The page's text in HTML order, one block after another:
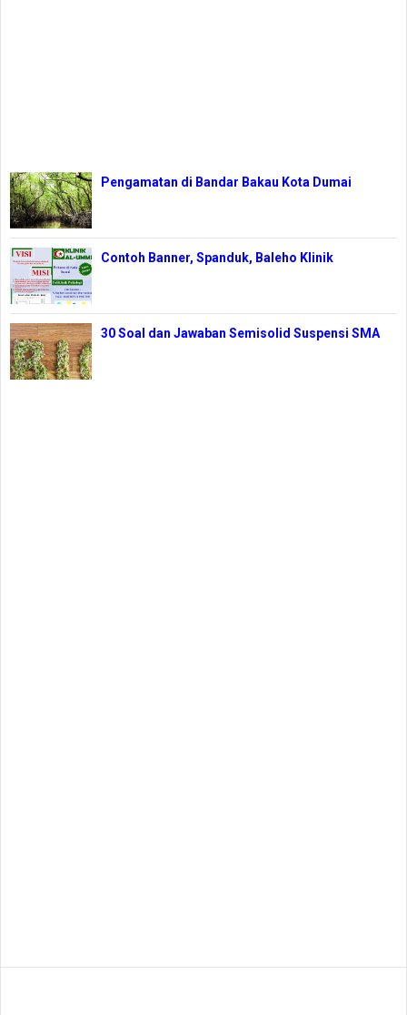
Pengamatan di Bandar Bakau Kota Dumai
Contoh Banner, Spanduk, Baleho Klinik
30 Soal dan Jawaban Semisolid Suspensi SMA